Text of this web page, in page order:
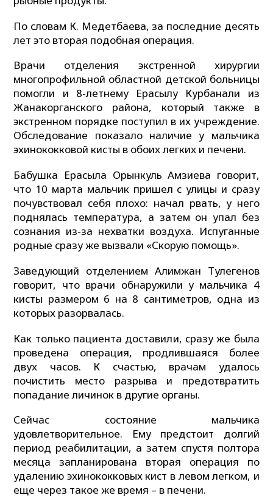
По словам К. Медетбаева, за последние десять
лет это вторая подобная операция.
Врачи отделения экстренной хирургии
многопрофильной областной детской больницы
помогли и 8-летнему Ерасылу Курбанали из
Жанакорганского района, который также в
экстренном порядке поступил в их учреждение.
Обследование показало наличие у мальчика
эхинококковой кисты в обоих легких и печени.
Бабушка Ерасыла Орынкуль Амзиева говорит,
что 10 марта мальчик пришел с улицы и сразу
почувствовал себя плохо: начал рвать, у него
поднялась температура, а затем он упал без
сознания из-за нехватки воздуха. Испуганные
родные сразу же вызвали «Скорую помощь».
Заведующий отделением Алимжан Тулегенов
говорит, что врачи обнаружили у мальчика 4
кисты размером 6 на 8 сантиметров, одна из
которых разорвалась.
Как только пациента доставили, сразу же была
проведена операция, продлившаяся более
двух часов. К счастью, врачам удалось
почистить место разрыва и предотвратить
попадание личинок в другие органы.
Сейчас состояние мальчика
удовлетворительное. Ему предстоит долгий
период реабилитации, а затем спустя полтора
месяца запланирована вторая операция по
удалению эхинококковых кист в левом легком, и
еще через такое же время – в печени.